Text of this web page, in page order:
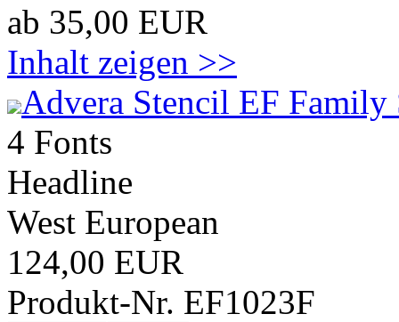
ab 35,00 EUR
Inhalt zeigen >>
Advera Stencil EF Family
4 Fonts
Headline
West European
124,00 EUR
Produkt-Nr. EF1023F